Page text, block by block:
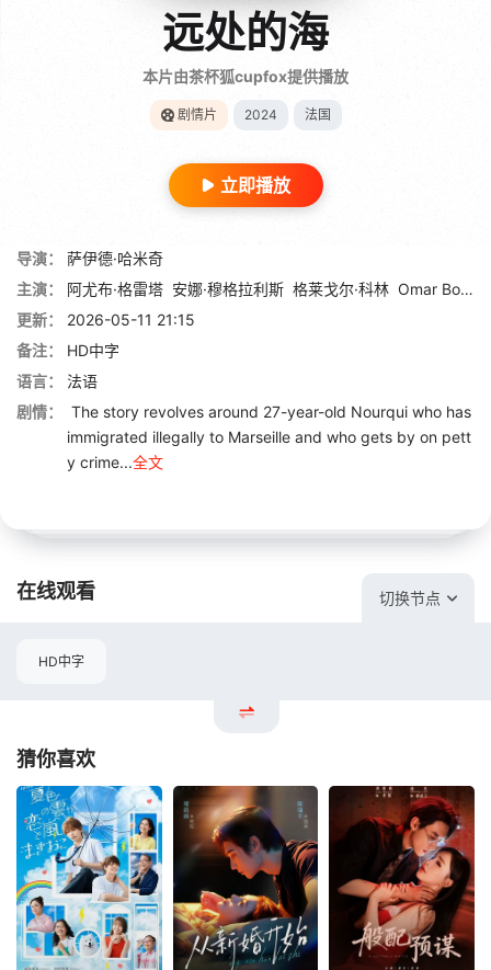
远处的海
本片由茶杯狐cupfox提供播放
剧情片 2024 法国
立即播放
导演：
萨伊德·哈米奇
主演：
阿尤布·格雷塔 安娜·穆格拉利斯 格莱戈尔·科林 Omar Boulakirba
更新：
2026-05-11 21:15
备注：
HD中字
语言：
法语
剧情：
The story revolves around 27-year-old Nourqui who has
immigrated illegally to Marseille and who gets by on pett
y crime...全文
在线观看 切换节点
HD中字
猜你喜欢